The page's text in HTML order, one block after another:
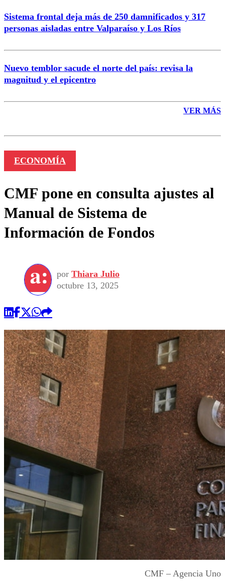
Sistema frontal deja más de 250 damnificados y 317
personas aisladas entre Valparaíso y Los Ríos
Nuevo temblor sacude el norte del país: revisa la
magnitud y el epicentro
VER MÁS
ECONOMÍA
CMF pone en consulta ajustes al
Manual de Sistema de
Información de Fondos
por Thiara Julio
octubre 13, 2025
CMF – Agencia Uno